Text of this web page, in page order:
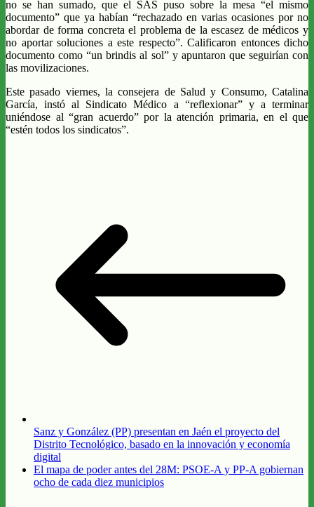
no se han sumado, que el SAS puso sobre la mesa “el mismo
documento” que ya habían “rechazado en varias ocasiones por no
abordar de forma concreta el problema de la escasez de médicos y
no aportar soluciones a este respecto”. Calificaron entonces dicho
documento como “un brindis al sol” y apuntaron que seguirían con
las movilizaciones.
Este pasado viernes, la consejera de Salud y Consumo, Catalina
García, instó al Sindicato Médico a “reflexionar” y a terminar
uniéndose al “gran acuerdo” por la atención primaria, en el que
“estén todos los sindicatos”.
Sanz y González (PP) presentan en Jaén el proyecto del
Distrito Tecnológico, basado en la innovación y economía
digital
El mapa de poder antes del 28M: PSOE-A y PP-A gobiernan
ocho de cada diez municipios